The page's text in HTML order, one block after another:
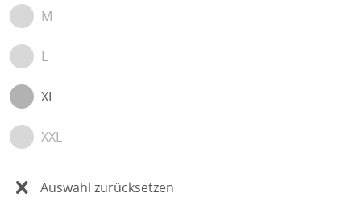
M
L
XL
XXL
Auswahl zurücksetzen